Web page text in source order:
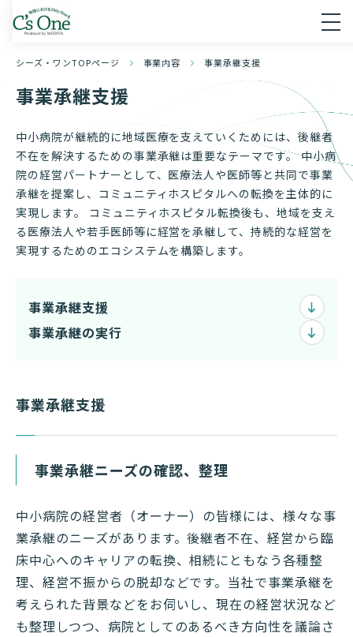
シーズ・ワンTOPページ 事業内容 事業承継支援
事業承継支援
中小病院が継続的に地域医療を支えていくためには、後継者
不在を解決するための事業承継は重要なテーマです。 中小病
院の経営パートナーとして、医療法人や医師等と共同で事業
承継を提案し、コミュニティホスピタルへの転換を主体的に
実現します。 コミュニティホスピタル転換後も、地域を支え
る医療法人や若手医師等に経営を承継して、持続的な経営を
実現するためのエコシステムを構築します。
事業承継支援
事業承継の実行
事業承継支援
事業承継ニーズの確認、整理
中小病院の経営者（オーナー）の皆様には、様々な事
業承継のニーズがあります。後継者不在、経営から臨
床中心へのキャリアの転換、相続にともなう各種整
理、経営不振からの脱却などです。当社で事業承継を
考えられた背景などをお伺いし、現在の経営状況など
も整理しつつ、病院としてのあるべき方向性を議論さ